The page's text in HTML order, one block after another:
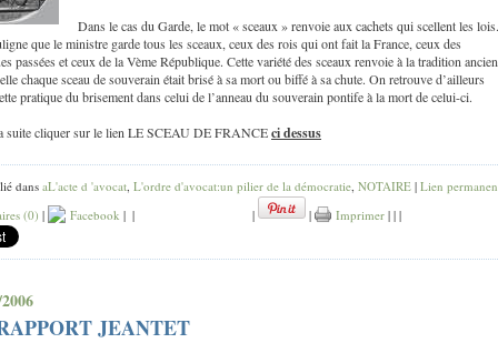
Dans le cas du Garde, le mot « sceaux » renvoie aux cachets qui scellent les
que le ministre garde tous les sceaux, ceux des rois qui ont fait la France, ceux des
passées et ceux de la Vème République. Cette variété des sceaux renvoie à la tradition
chaque sceau de souverain était brisé à sa mort ou biffé à sa chute. On retrouve d’ailleurs
pratique du brisement dans celui de l’anneau du souverain pontife à la mort de celui-ci.
suite cliquer sur le lien LE SCEAU DE FRANCEci dessus
dans aL'acte d 'avocat L'ordre d'avocat:un pilier de la démocratie NOTAIRE | Lien
(0) | Facebook | | | | Imprimer | | |
JEANTET